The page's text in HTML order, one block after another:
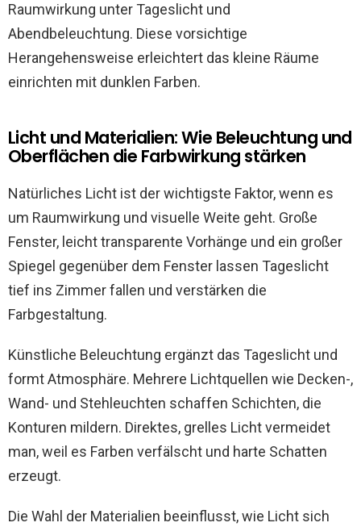
Raumwirkung unter Tageslicht und
Abendbeleuchtung. Diese vorsichtige
Herangehensweise erleichtert das kleine Räume
einrichten mit dunklen Farben.
Licht und Materialien: Wie Beleuchtung und
Oberflächen die Farbwirkung stärken
Natürliches Licht ist der wichtigste Faktor, wenn es
um Raumwirkung und visuelle Weite geht. Große
Fenster, leicht transparente Vorhänge und ein großer
Spiegel gegenüber dem Fenster lassen Tageslicht
tief ins Zimmer fallen und verstärken die
Farbgestaltung.
Künstliche Beleuchtung ergänzt das Tageslicht und
formt Atmosphäre. Mehrere Lichtquellen wie Decken-,
Wand- und Stehleuchten schaffen Schichten, die
Konturen mildern. Direktes, grelles Licht vermeidet
man, weil es Farben verfälscht und harte Schatten
erzeugt.
Die Wahl der Materialien beeinflusst, wie Licht sich